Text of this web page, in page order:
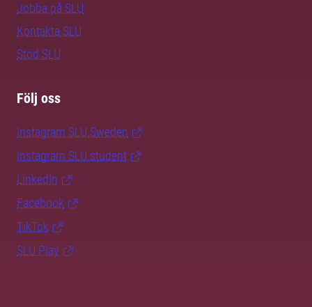
Jobba på SLU
Kontakta SLU
Stöd SLU
Följ oss
Instagram SLU.Sweden
Instagram SLU.student
LinkedIn
Facebook
TikTok
SLU Play